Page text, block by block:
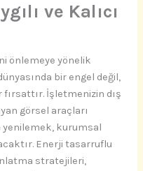
ve Kalıcı
önlemeye yönelik
bir engel değil,
İşletmenizin dış
görsel araçları
yenilemek, kurumsal
Enerji tasarruflu
stratejileri,